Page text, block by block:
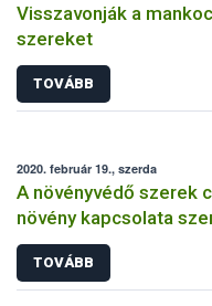
Visszavonják a
szereket
TOVÁBB
2020. február 19., szerda
A növényvédő szerek
növény kapcsolata
TOVÁBB